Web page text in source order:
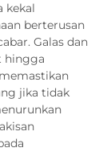
kekal
berterusan
Galas dan
hingga
jika tidak